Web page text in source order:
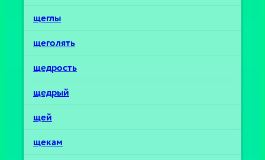
щеглы
щеголять
щедрость
щедрый
щей
щекам